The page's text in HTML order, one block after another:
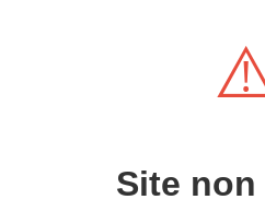
Site